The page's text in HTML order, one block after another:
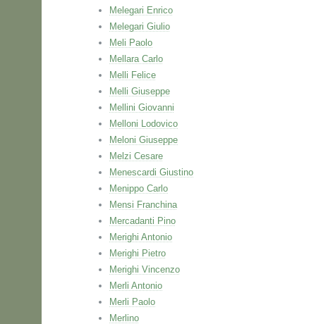
Melegari Enrico
Melegari Giulio
Meli Paolo
Mellara Carlo
Melli Felice
Melli Giuseppe
Mellini Giovanni
Melloni Lodovico
Meloni Giuseppe
Melzi Cesare
Menescardi Giustino
Menippo Carlo
Mensi Franchina
Mercadanti Pino
Merighi Antonio
Merighi Pietro
Merighi Vincenzo
Merli Antonio
Merli Paolo
Merlino